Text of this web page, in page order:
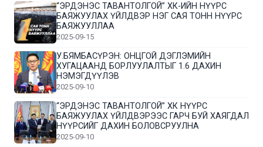
“ЭРДЭНЭС ТАВАНТОЛГОЙ” ХК-ИЙН НҮҮРС
БАЯЖУУЛАХ ҮЙЛДВЭР НЭГ САЯ ТОНН НҮҮРС
БАЯЖУУЛЛАА
2025-09-15
У.БЯМБАСҮРЭН: ОНЦГОЙ ДЭГЛЭМИЙН
ХУГАЦААНД БОРЛУУЛАЛТЫГ 1.6 ДАХИН
НЭМЭГДҮҮЛЭВ
2025-09-10
“ЭРДЭНЭС ТАВАНТОЛГОЙ” ХК НҮҮРС
БАЯЖУУЛАХ ҮЙЛДВЭРЭЭС ГАРЧ БУЙ ХАЯГДАЛ
НҮҮРСИЙГ ДАХИН БОЛОВСРУУЛНА
2025-09-10